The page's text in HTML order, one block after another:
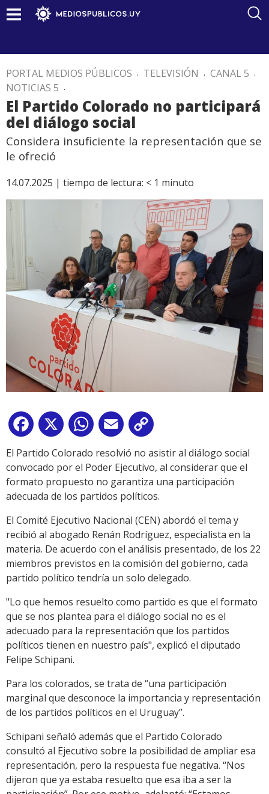
PORTAL MEDIOS PÚBLICOS . TELEVISIÓN . CANAL 5 .
NOTICIAS 5 .
El Partido Colorado no participará
del diálogo social
Considera insuficiente la representación que se
le ofreció
14.07.2025 | tiempo de lectura: < 1 minuto
Facebook
X WhatsApp
Email
Link
El Partido Colorado resolvió no asistir al diálogo social
convocado por el Poder Ejecutivo, al considerar que el
formato propuesto no garantiza una participación
adecuada de los partidos políticos.
El Comité Ejecutivo Nacional (CEN) abordó el tema y
recibió al abogado Renán Rodríguez, especialista en la
materia. De acuerdo con el análisis presentado, de los 22
miembros previstos en la comisión del gobierno, cada
partido político tendría un solo delegado.
"Lo que hemos resuelto como partido es que el formato
que se nos plantea para el diálogo social no es el
adecuado para la representación que los partidos
políticos tienen en nuestro país", explicó el diputado
Felipe Schipani.
Para los colorados, se trata de “una participación
marginal que desconoce la importancia y representación
de los partidos políticos en el Uruguay”.
Schipani señaló además que el Partido Colorado
consultó al Ejecutivo sobre la posibilidad de ampliar esa
representación, pero la respuesta fue negativa. “Nos
dijeron que ya estaba resuelto que esa iba a ser la